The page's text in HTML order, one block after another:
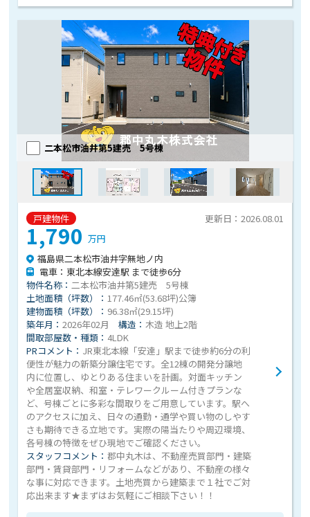
戸建物件
二本松市油井第5建売 5号棟
更新日：2026.08.01
1,790万円
福島県二本松市油井字無地ノ内
電車：東北本線安達駅 まで徒歩6分
物件名称：二本松市油井第5建売 5号棟
土地面積（坪数）：177.46㎡(53.68坪)公簿
建物面積（坪数）： 96.38㎡(29.15坪)
築年月：2026年02月 構造：木造 地上2階
間取部屋数・種類： 4LDK
PRコメント： JR東北本線「安達」駅まで徒歩約6分の利
便性が魅力の新築分譲住宅です。全12棟の開発分譲地
内に位置し、ゆとりある住まいを計画。対面キッチン
や全居室収納、和室・テレワークルーム付きプランな
ど、号棟ごとに多彩な間取りをご用意しています。駅へ
のアクセスに加え、日々の通勤・通学や買い物のしやす
さも期待できる立地です。実際の陽当たりや周辺環境、
各号棟の特徴をぜひ現地でご確認ください。
スタッフコメント：郡中丸木は、不動産売買部門・建築
部門・賃貸部門・リフォームなどがあり、不動産の様々
な事に対応できます。土地売買から建築まで１社でご対
応出来ます★まずはお気軽にご相談下さい！！